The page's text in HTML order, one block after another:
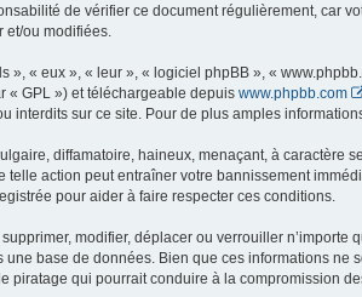
de vérifier ce document régulièrement, car
ou modifiées.
», « eux », « leur », « logiciel phpBB », «
« GPL ») et téléchargeable depuis www.phpbb.com
interdits sur ce site. Pour de plus amples
diffamatoire, haineux, menaçant, à caractère
action peut entraîner votre bannissement
pour aider à faire respecter ces conditions.
modifier, déplacer ou verrouiller
base de données. Bien que ces informations
piratage qui pourrait conduire à la compromission